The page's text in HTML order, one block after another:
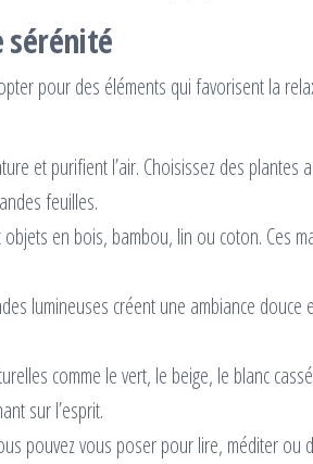
sérénité
pour des éléments qui favorisent la
et purifient l’air. Choisissez des plantes
feuilles.
en bois, bambou, lin ou coton. Ces
lumineuses créent une ambiance douce
comme le vert, le beige, le blanc
sur l’esprit.
pouvez vous poser pour lire, méditer ou